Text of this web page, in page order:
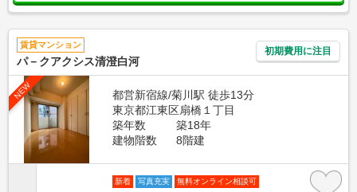
賃貸マンション
パ－クアクシス清澄白河
初期費用に注目
NEW
都営新宿線/菊川駅 徒歩13分
東京都江東区扇橋１丁目
築年数
築18年
建物階数
8階建
新着 写真充実 無料オンライン相談可